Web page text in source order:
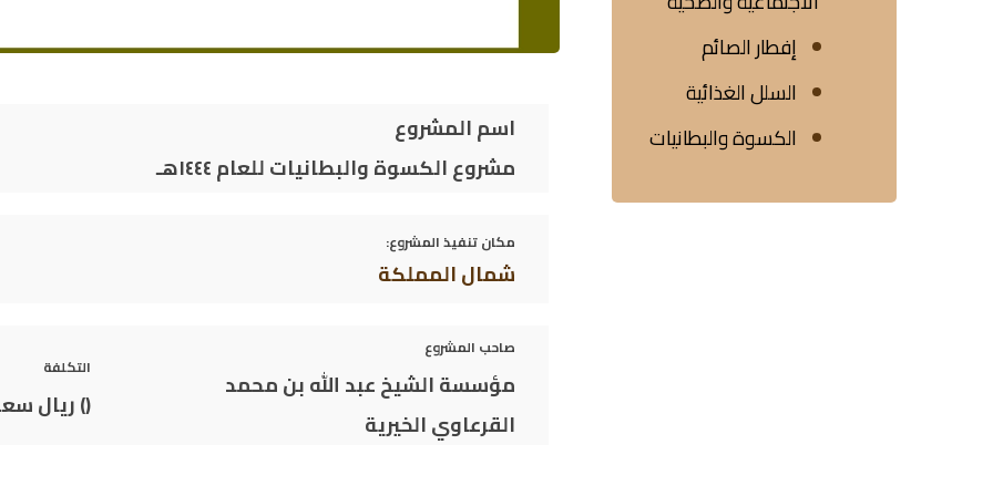
اسم المشروع
مشروع الكسوة والبطانيات للعام ١٤٤٤هـ
مكان تنفيذ المشروع:
شمال المملكة
صاحب المشروع
مؤسسة الشيخ عبد الله بن محمد
القرعاوي الخيرية
التكلفة
(
)ريال
إفطار الصائم
السلل الغذائية
الكسوة والبطانيات